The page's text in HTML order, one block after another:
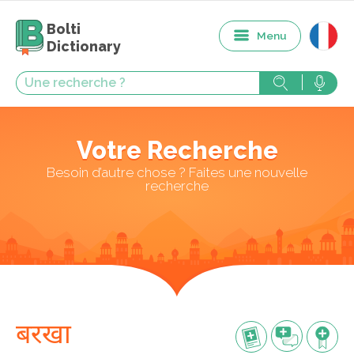
Bolti
Dictionary
Menu
Votre Recherche
Besoin d’autre chose ? Faites une nouvelle
recherche
बरखा